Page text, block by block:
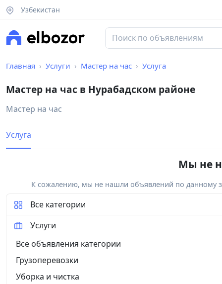
Узбекистан
Главная Услуги Мастер на час Услуга
Мастер на час в Нурабадском районе
Мастер на час
Услуга
Мы не
К сожалению, мы не нашли объявлений по данному
Все категории
Услуги
Все объявления категории
Грузоперевозки
Уборка и чистка